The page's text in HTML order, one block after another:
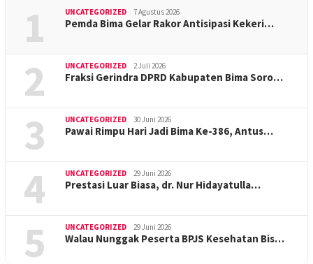
1 UNCATEGORIZED 7 Agustus 2026
Pemda Bima Gelar Rakor Antisipasi Kekeri…
2 UNCATEGORIZED 2 Juli 2026
Fraksi Gerindra DPRD Kabupaten Bima Soro…
3 UNCATEGORIZED 30 Juni 2026
Pawai Rimpu Hari Jadi Bima Ke-386, Antus…
4 UNCATEGORIZED 29 Juni 2026
Prestasi Luar Biasa, dr. Nur Hidayatulla…
5 UNCATEGORIZED 29 Juni 2026
Walau Nunggak Peserta BPJS Kesehatan Bis…